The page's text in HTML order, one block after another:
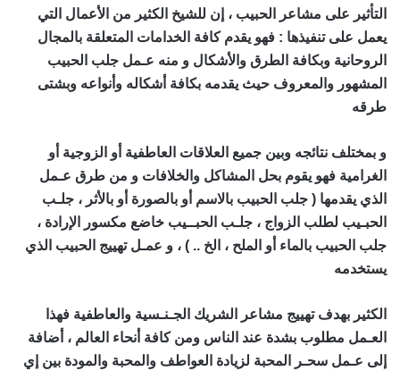
التأثير على مشاعر الحبيب ، إن للشيخ الكثير من الأعمال التي
يعمل على تنفيذها : فهو يقدم كافة الخدامات المتعلقة بالمجال
الروحانية وبكافة الطرق والأشكال و منه عـمل جلب الحبيب
المشهور والمعروف حيث يقدمه بكافة أشكاله وأنواعه وبشتى
طرقه
و بمختلف نتائجه وبين جميع العلاقات العاطفية أو الزوجية أو
الغرامية فهو يقوم بحل المشاكل والخلافات و من طرق عـمل
الذي يقدمها ( جلب الحبيب بالاسم أو بالصورة أو بالأثر ، جلـب
الحبـيب لطلب الزواج ، جلـب الحبــيب خاضع مكسور الإرادة ،
جلب الحبيب بالماء أو الملح ، الخ .. ) ، و عمـل تهييج الحبيب الذي
يستخدمه
الكثير بهدف تهييج مشاعر الشريك الجـنـسية والعاطفية فهذا
العـمل مطلوب بشدة عند الناس ومن كافة أنحاء العالم ، أضافة
إلى عـمل سحـر المحبة لزيادة العواطف والمحبة والمودة بين إي